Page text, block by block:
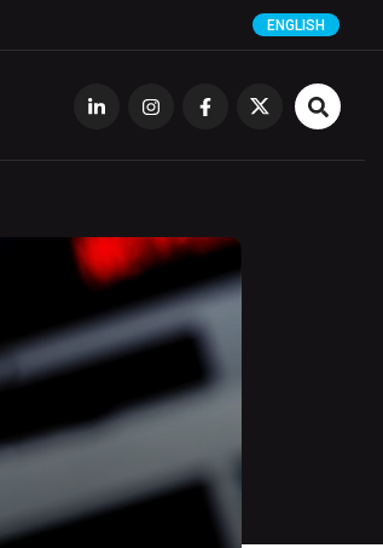
ENGLISH